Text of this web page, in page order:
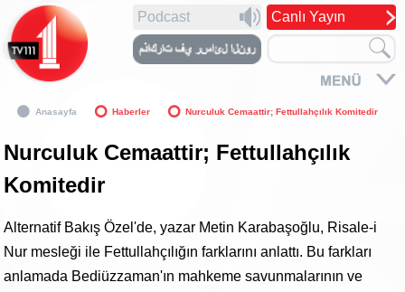
Canlı Yayın
Podcast
Anasayfa Haberler Nurculuk Cemaattir; Fettullahçılık Komitedir
Nurculuk Cemaattir; Fettullahçılık
Komitedir
Alternatif Bakış Özel'de, yazar Metin Karabaşoğlu, Risale-i
Nur mesleği ile Fettullahçılığın farklarını anlattı. Bu farkları
anlamada Bediüzzaman'ın mahkeme savunmalarının ve